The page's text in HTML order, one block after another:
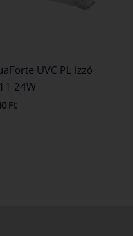
UVC PL izzó
24W
Ft